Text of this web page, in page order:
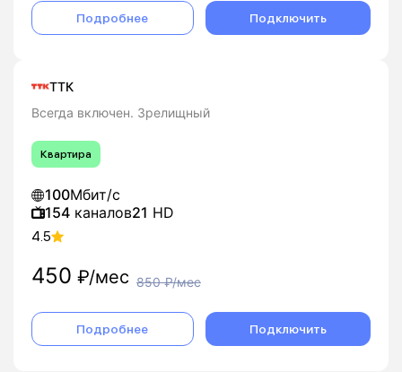
Подробнее Подключить
ТТК
Всегда включен. Зрелищный
Квартира
100Мбит/с
154 каналов21 HD
4.5
450 ₽/мес 850₽/мес
Подробнее Подключить